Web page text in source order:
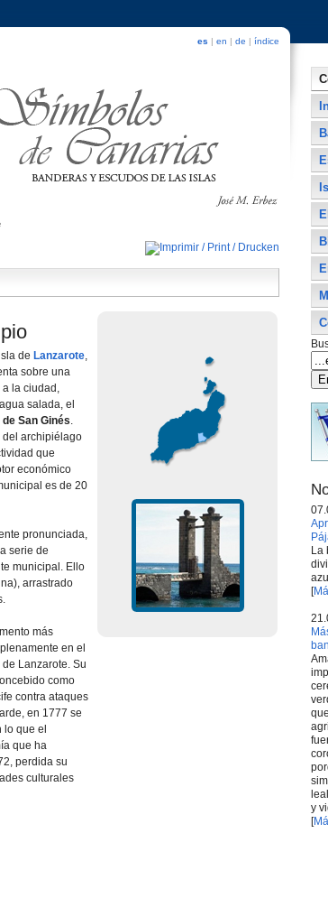
es | en | de | índice
de Lanzarote,
sobre una
la ciudad,
salada, el
San Ginés.
del archipiélago
que
económico
es de 20
pronunciada,
serie de
municipal. Ello
arrastrado
más
en el
Lanzarote. Su
como
contra ataques
en 1777 se
lo que el
que ha
perdida su
culturales
La
[
y
[